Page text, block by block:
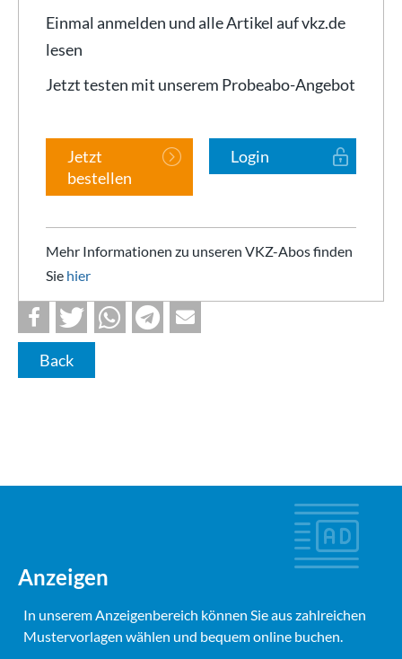
Einmal anmelden und alle Artikel auf vkz.de
lesen
Jetzt testen mit unserem Probeabo-Angebot
Jetzt
bestellen
Login
Mehr Informationen zu unseren VKZ-Abos finden
Sie hier
Back
Anzeigen
In unserem Anzeigenbereich können Sie aus zahlreichen
Mustervorlagen wählen und bequem online buchen.